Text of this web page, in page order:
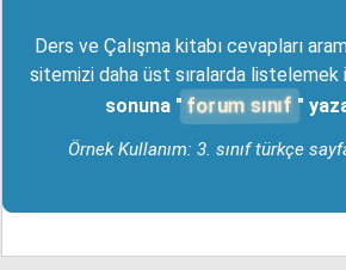
Ders ve Çalışma kitabı cevapları
sitemizi daha üst sıralarda listelemek
sonuna " forum sınıf "
Örnek Kullanım: 3. sınıf türkçe